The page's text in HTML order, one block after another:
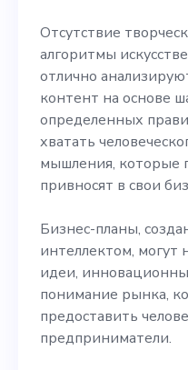
Отсутствие
алгоритмы
отлично
контент на основе
определенных
хватать
мышления, которые
привносят в свои
Бизнес-планы,
интеллектом, могут
идеи,
понимание рынка,
предоставить
предприниматели.